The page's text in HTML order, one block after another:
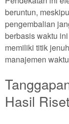
beruntun,
pengembalian
berbasis waktu
memiliki titik
manajemen
Hasil